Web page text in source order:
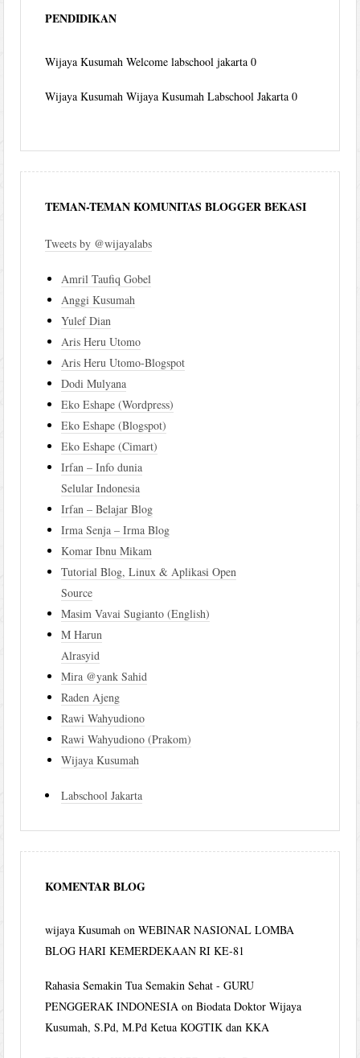
PENDIDIKAN
Wijaya Kusumah Welcome labschool jakarta 0
Wijaya Kusumah Wijaya Kusumah Labschool Jakarta 0
TEMAN-TEMAN KOMUNITAS BLOGGER BEKASI
Tweets by @wijayalabs
Amril Taufiq Gobel
Anggi Kusumah
Yulef Dian
Aris Heru Utomo
Aris Heru Utomo-Blogspot
Dodi Mulyana
Eko Eshape (Wordpress)
Eko Eshape (Blogspot)
Eko Eshape (Cimart)
Irfan – Info dunia
Selular Indonesia
Irfan – Belajar Blog
Irma Senja – Irma Blog
Komar Ibnu Mikam
Tutorial Blog, Linux & Aplikasi Open
Source
Masim Vavai Sugianto (English)
M Harun
Alrasyid
Mira @yank Sahid
Raden Ajeng
Rawi Wahyudiono
Rawi Wahyudiono (Prakom)
Wijaya Kusumah
Labschool Jakarta
KOMENTAR BLOG
wijaya Kusumah onWEBINAR NASIONAL LOMBA
BLOG HARI KEMERDEKAAN RI KE-81
Rahasia Semakin Tua Semakin Sehat - GURU
PENGGERAK INDONESIA onBiodata Doktor Wijaya
Kusumah, S.Pd, M.Pd Ketua KOGTIK dan KKA